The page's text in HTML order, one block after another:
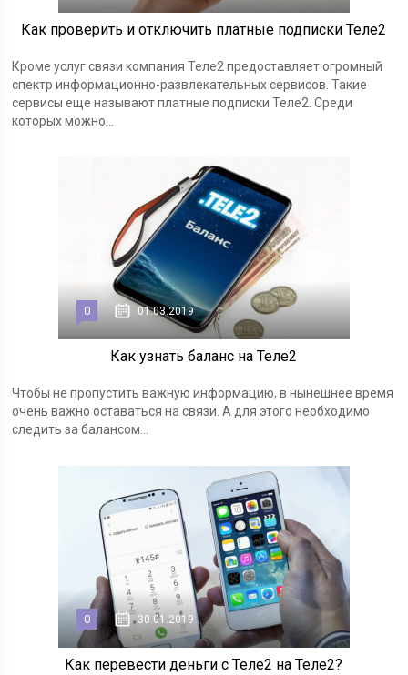
Как проверить и отключить платные подписки Теле2
Кроме услуг связи компания Теле2 предоставляет огромный
спектр информационно-развлекательных сервисов. Такие
сервисы еще называют платные подписки Теле2. Среди
которых можно...
0 01.03.2019
Как узнать баланс на Теле2
Чтобы не пропустить важную информацию, в нынешнее время
очень важно оставаться на связи. А для этого необходимо
следить за балансом...
0 30.01.2019
Как перевести деньги с Теле2 на Теле2?